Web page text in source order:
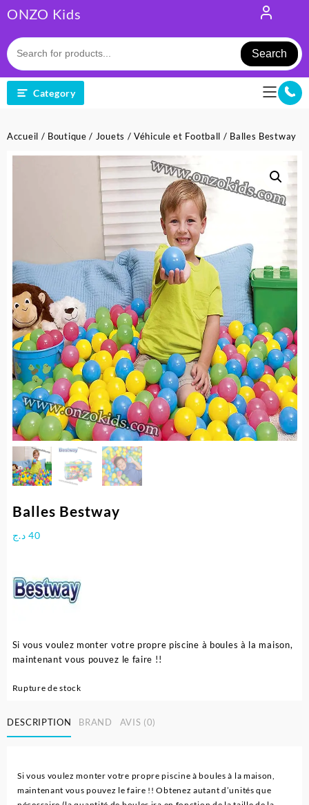
to
content
ONZO Kids
Search
Category
Accueil / Boutique / Jouets /Véhicule et Football / Balles Bestway
Balles Bestway
40 د.ج
Si vous voulez monter votre propre piscine à boules à la maison,
maintenant vous pouvez le faire !!
Rupture de stock
DESCRIPTION BRAND AVIS (0)
Si vous voulez monter votre propre piscine à boules à la maison,
maintenant vous pouvez le faire !! Obtenez autant d’unités que